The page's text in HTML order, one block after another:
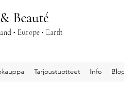
Beauté
• Europe • Earth
Tarjoustuotteet Info